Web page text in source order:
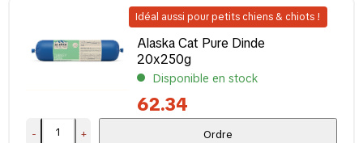
Idéal aussi pour petits chiens & chiots !
Alaska Cat Pure Dinde
20x250g
Disponible en stock
62.34
- + Ordre